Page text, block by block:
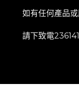
如有任何產品
請下致電